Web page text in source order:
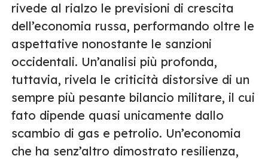
rivede al rialzo le previsioni di crescita
dell’economia russa, performando oltre le
aspettative nonostante le sanzioni
occidentali. Un’analisi più profonda,
tuttavia, rivela le criticità distorsive di un
sempre più pesante bilancio militare, il cui
fato dipende quasi unicamente dallo
scambio di gas e petrolio. Un’economia
che ha senz’altro dimostrato resilienza,